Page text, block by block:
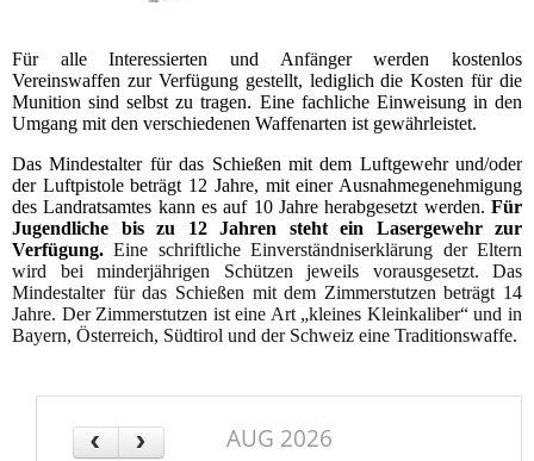
Für alle Interessierten und Anfänger werden kostenlos
Vereinswaffen zur Verfügung gestellt, lediglich die Kosten für die
Munition sind selbst zu tragen. Eine fachliche Einweisung in den
Umgang mit den verschiedenen Waffenarten ist gewährleistet.
Das Mindestalter für das Schießen mit dem Luftgewehr und/oder
der Luftpistole beträgt 12 Jahre, mit einer Ausnahmegenehmigung
des Landratsamtes kann es auf 10 Jahre herabgesetzt werden. Für
Jugendliche bis zu 12 Jahren steht ein Lasergewehr zur
Verfügung.Eine schriftliche Einverständniserklärung der Eltern
wird bei minderjährigen Schützen jeweils vorausgesetzt. Das
Mindestalter für das Schießen mit dem Zimmerstutzen beträgt 14
Jahre. Der Zimmerstutzen ist eine Art „kleines Kleinkaliber“ und in
Bayern, Österreich, Südtirol und der Schweiz eine Traditionswaffe.
‹ › AUG 2026